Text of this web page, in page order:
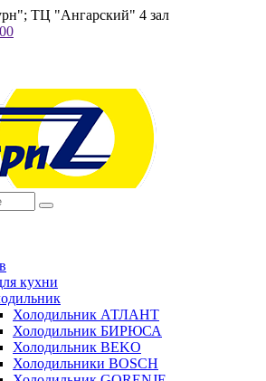
ТЦ "Ангарский" 4 зал
кухни
Холодильник АТЛАНТ
Холодильник БИРЮСА
Холодильник BEKO
Холодильники BOSCH